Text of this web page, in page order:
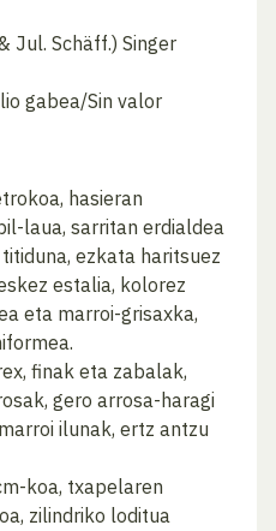
Jul. Schäff.) Singer
gabea/Sin valor
hasieran
laua, sarritan erdialdea
ezkata haritsuez
estalia, kolorez
eta marroi-grisaxka,
finak eta zabalak,
gero arrosa-haragi
ilunak, ertz antzu
koa, txapelaren
zilindriko loditua